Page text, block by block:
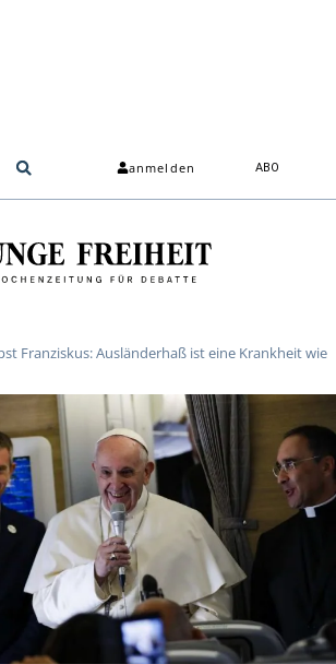
anmelden ABO
Franziskus: Ausländerhaß ist eine Krankheit wie